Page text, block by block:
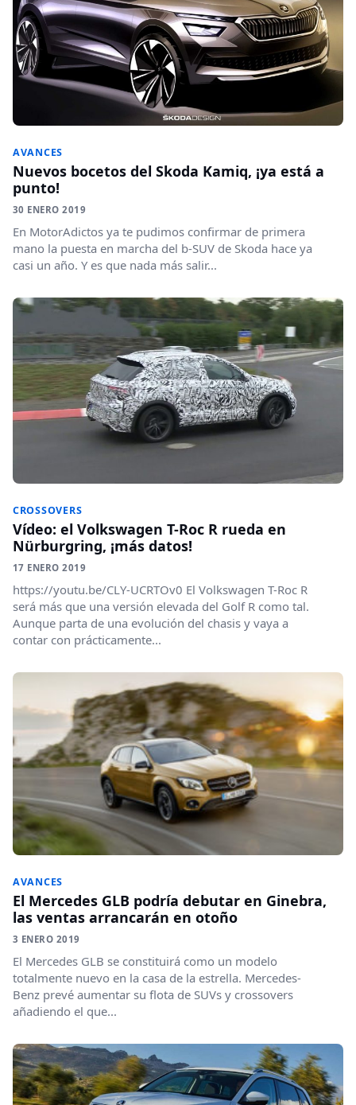
AVANCES
Nuevos bocetos del Skoda Kamiq, ¡ya está a
punto!
30 ENERO 2019
En MotorAdictos ya te pudimos confirmar de primera
mano la puesta en marcha del b-SUV de Skoda hace ya
casi un año. Y es que nada más salir...
CROSSOVERS
Vídeo: el Volkswagen T-Roc R rueda en
Nürburgring, ¡más datos!
17 ENERO 2019
https://youtu.be/CLY-UCRTOv0 El Volkswagen T-Roc R
será más que una versión elevada del Golf R como tal.
Aunque parta de una evolución del chasis y vaya a
contar con prácticamente...
AVANCES
El Mercedes GLB podría debutar en Ginebra,
las ventas arrancarán en otoño
3 ENERO 2019
El Mercedes GLB se constituirá como un modelo
totalmente nuevo en la casa de la estrella. Mercedes-
Benz prevé aumentar su flota de SUVs y crossovers
añadiendo el que...